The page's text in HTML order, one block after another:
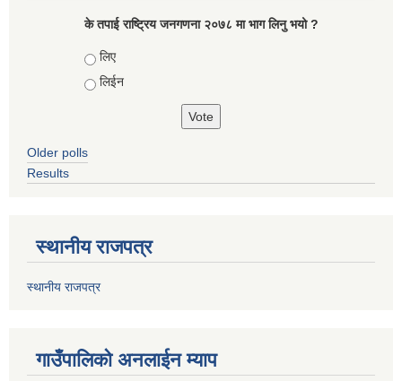
के तपाई राष्ट्रिय जनगणना २०७८ मा भाग लिनु भयो ?
Choices
लिए
लिईन
Older polls
Results
स्थानीय राजपत्र
स्थानीय राजपत्र
गाउँपालिको अनलाईन म्याप